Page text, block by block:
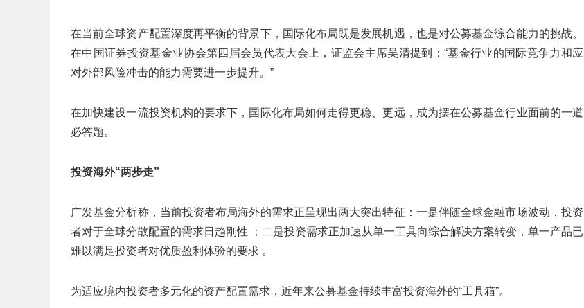
在当前全球资产配置深度再平衡的背景下，国际化布局既是发展机遇，也是对公募基金综合能力的挑战。
在中国证券投资基金业协会第四届会员代表大会上，证监会主席吴清提到：“基金行业的国际竞争力和应
对外部风险冲击的能力需要进一步提升。”
在加快建设一流投资机构的要求下，国际化布局如何走得更稳、更远，成为摆在公募基金行业面前的一道
必答题。
投资海外“两步走”
广发基金分析称，当前投资者布局海外的需求正呈现出两大突出特征：一是伴随全球金融市场波动，投资
者对于全球分散配置的需求日趋刚性 ；二是投资需求正加速从单一工具向综合解决方案转变，单一产品已
难以满足投资者对优质盈利体验的要求 。
为适应境内投资者多元化的资产配置需求，近年来公募基金持续丰富投资海外的“工具箱”。